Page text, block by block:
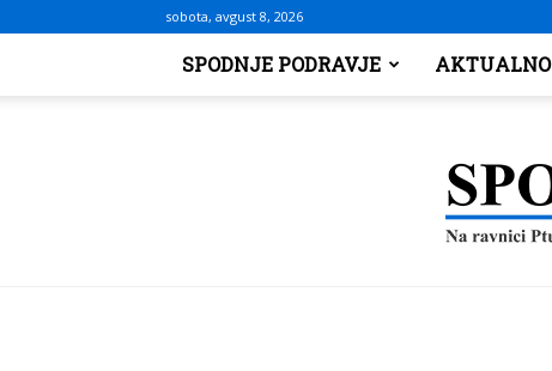
sobota, avgust 8, 2026
SPODNJE PODRAVJE AKTUALNO